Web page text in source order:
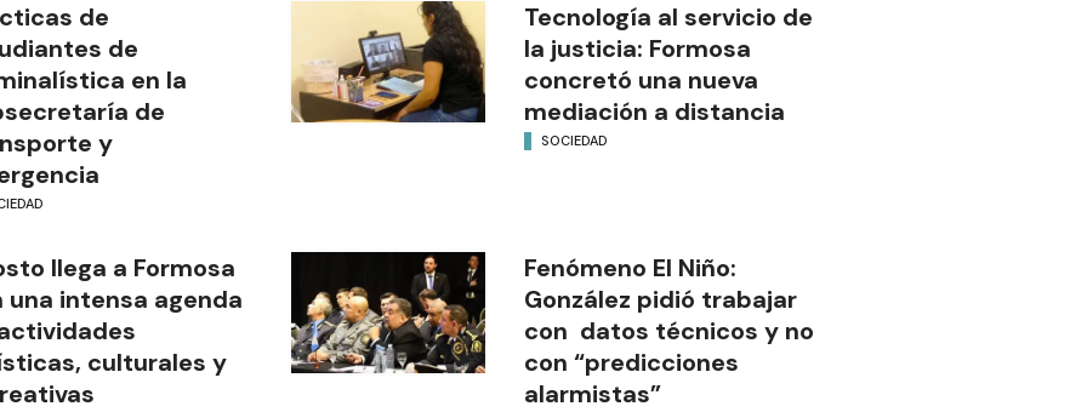
de
de
en la
de
y
Tecnología al servicio de
la justicia: Formosa
concretó una nueva
mediación a distancia
SOCIEDAD
llega a Formosa
una intensa agenda
culturales y
Fenómeno El Niño:
González pidió trabajar
con datos técnicos y no
con “predicciones
alarmistas”